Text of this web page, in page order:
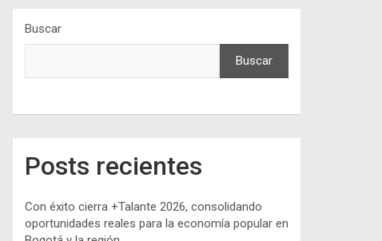
Buscar
Buscar
Posts recientes
Con éxito cierra +Talante 2026, consolidando
oportunidades reales para la economía popular en